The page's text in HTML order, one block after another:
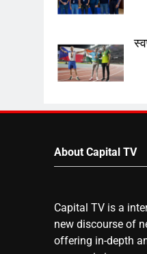
About Capital TV
Capital TV is a
new discourse of
offering in-depth